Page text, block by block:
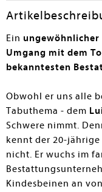
Ein ungewöhnlicher
Umgang mit dem
bekanntesten
Obwohl er uns alle
Tabuthema - dem
Schwere nimmt.
kennt der 20-
nicht. Er wuchs im
Kindesbeinen an